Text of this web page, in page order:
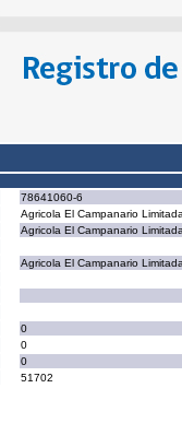
78641060-6
Agricola El Campanario
Agricola El Campanario
Agricola El Campanario
0
0
0
51702